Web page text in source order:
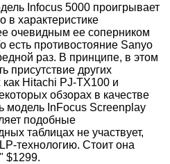
Infocus 5000 проигрывает
в характеристике
очевидным ее соперником
есть противостояние Sanyo
раз. В принципе, в этом
присутствие других
как Hitachi PJ-TX100 и
обзорах в качестве
модель InFocus Screenplay
подобные
таблицах не участвует,
технологию. Стоит она
$1299.